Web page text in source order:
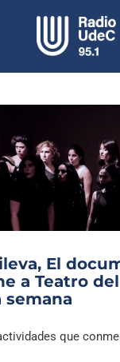
Radio UdeC en
Quiénes Somos
Programación
Podcast
Noticias
Columnas
Música Clásica
Especiales
El
a Teatro
que